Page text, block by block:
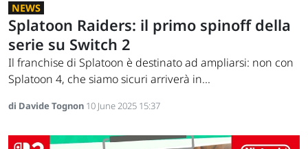
NEWS
Splatoon Raiders: il primo spinoff della
serie su Switch 2
Il franchise di Splatoon è destinato ad ampliarsi: non con
Splatoon 4, che siamo sicuri arriverà in...
di Davide Tognon 10 June 2025 15:37